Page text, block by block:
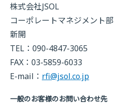
株式会社JSOL
コーポレートマネジメント部
新開
TEL：090-4847-3065
FAX：03-5859-6033
E-mail： rfi@jsol.co.jp
一般のお客様のお問い合わせ先